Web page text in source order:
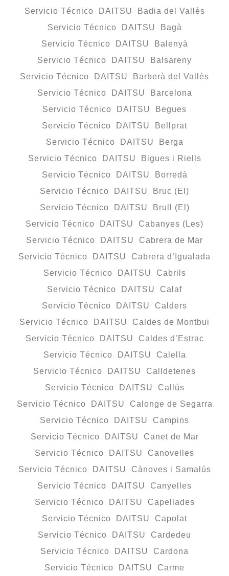
Servicio Técnico DAITSU Badia del Vallès
Servicio Técnico DAITSU Bagà
Servicio Técnico DAITSU Balenyà
Servicio Técnico DAITSU Balsareny
Servicio Técnico DAITSU Barberà del Vallès
Servicio Técnico DAITSU Barcelona
Servicio Técnico DAITSU Begues
Servicio Técnico DAITSU Bellprat
Servicio Técnico DAITSU Berga
Servicio Técnico DAITSU Bigues i Riells
Servicio Técnico DAITSU Borredà
Servicio Técnico DAITSU Bruc (El)
Servicio Técnico DAITSU Brull (El)
Servicio Técnico DAITSU Cabanyes (Les)
Servicio Técnico DAITSU Cabrera de Mar
Servicio Técnico DAITSU Cabrera d’Igualada
Servicio Técnico DAITSU Cabrils
Servicio Técnico DAITSU Calaf
Servicio Técnico DAITSU Calders
Servicio Técnico DAITSU Caldes de Montbui
Servicio Técnico DAITSU Caldes d’Estrac
Servicio Técnico DAITSU Calella
Servicio Técnico DAITSU Calldetenes
Servicio Técnico DAITSU Callús
Servicio Técnico DAITSU Calonge de Segarra
Servicio Técnico DAITSU Campins
Servicio Técnico DAITSU Canet de Mar
Servicio Técnico DAITSU Canovelles
Servicio Técnico DAITSU Cànoves i Samalús
Servicio Técnico DAITSU Canyelles
Servicio Técnico DAITSU Capellades
Servicio Técnico DAITSU Capolat
Servicio Técnico DAITSU Cardedeu
Servicio Técnico DAITSU Cardona
Servicio Técnico DAITSU Carme